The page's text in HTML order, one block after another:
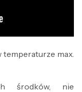
temperaturze max.
środków, nie